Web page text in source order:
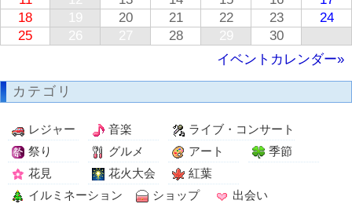
18
19 20 21 22 23
24
25
26 27 28 29
30
イベントカレンダー»
カテゴリ
レジャー 音楽
ライブ・コンサート
祭り
グルメ アート
季節
花見
花火大会
紅葉
イルミネーション
ショップ
出会い